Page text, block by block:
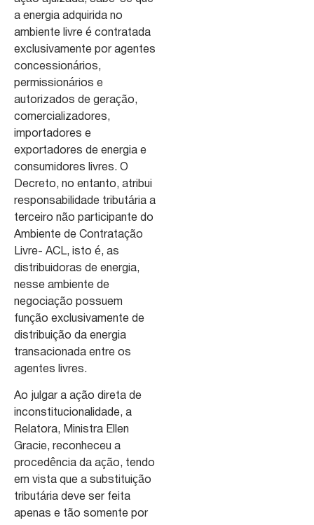
a energia adquirida no
ambiente livre é contratada
exclusivamente por agentes
concessionários,
permissionários e
autorizados de geração,
comercializadores,
importadores e
exportadores de energia e
consumidores livres. O
Decreto, no entanto, atribui
responsabilidade tributária a
terceiro não participante do
Ambiente de Contratação
Livre- ACL, isto é, as
distribuidoras de energia,
nesse ambiente de
negociação possuem
função exclusivamente de
distribuição da energia
transacionada entre os
agentes livres.
Ao julgar a ação direta de
inconstitucionalidade, a
Relatora, Ministra Ellen
Gracie, reconheceu a
procedência da ação, tendo
em vista que a substituição
tributária deve ser feita
apenas e tão somente por